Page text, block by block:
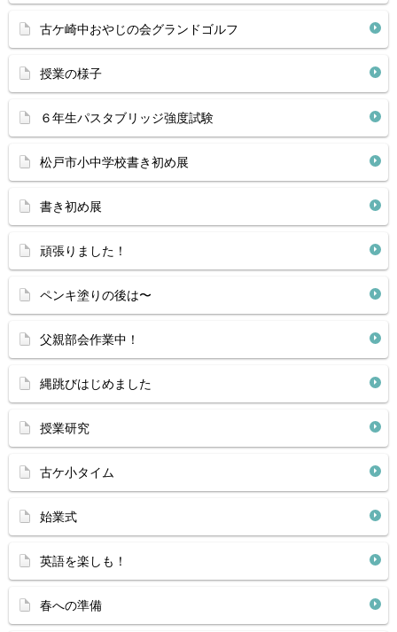
古ケ崎中おやじの会グランドゴルフ
授業の様子
６年生パスタブリッジ強度試験
松戸市小中学校書き初め展
書き初め展
頑張りました！
ペンキ塗りの後は〜
父親部会作業中！
縄跳びはじめました
授業研究
古ケ小タイム
始業式
英語を楽しも！
春への準備